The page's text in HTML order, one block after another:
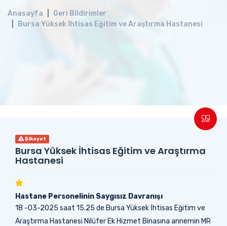
Anasayfa
Geri Bildirimler
Bursa Yüksek İhtisas Eğitim ve Araştırma Hastanesi
Şikayet
Bursa Yüksek İhtisas Eğitim ve Araştırma
Hastanesi
Hastane Personelinin Saygısız Davranışı
18 -03-2025 saat 15.25 de Bursa Yüksek İhtisas Eğitim ve
Araştırma Hastanesi Nilüfer Ek Hizmet Binasına annemin MR